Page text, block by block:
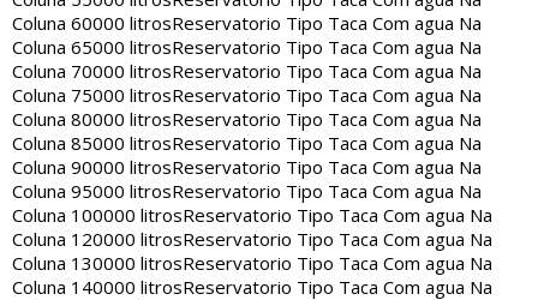
Coluna 60000 litrosReservatorio Tipo Taca Com agua Na
Coluna 65000 litrosReservatorio Tipo Taca Com agua Na
Coluna 70000 litrosReservatorio Tipo Taca Com agua Na
Coluna 75000 litrosReservatorio Tipo Taca Com agua Na
Coluna 80000 litrosReservatorio Tipo Taca Com agua Na
Coluna 85000 litrosReservatorio Tipo Taca Com agua Na
Coluna 90000 litrosReservatorio Tipo Taca Com agua Na
Coluna 95000 litrosReservatorio Tipo Taca Com agua Na
Coluna 100000 litrosReservatorio Tipo Taca Com agua Na
Coluna 120000 litrosReservatorio Tipo Taca Com agua Na
Coluna 130000 litrosReservatorio Tipo Taca Com agua Na
Coluna 140000 litrosReservatorio Tipo Taca Com agua Na